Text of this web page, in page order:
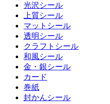
光沢シール
上質シール
マットシール
透明シール
クラフトシール
和風シール
金・銀シール
カード
巻紙
封かんシール